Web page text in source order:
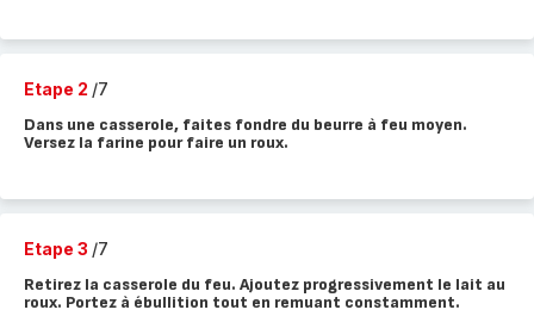
Etape 2 /7
Dans une casserole, faites fondre du beurre à feu moyen.
Versez la farine pour faire un roux.
Etape 3 /7
Retirez la casserole du feu. Ajoutez progressivement le lait au
roux. Portez à ébullition tout en remuant constamment.